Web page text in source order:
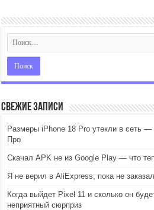
Свежие записи
Размеры iPhone 18 Pro утекли в сеть
Про
Скачал APK не из Google Play — что
Я не верил в AliExpress, пока не
Когда выйдет Pixel 11 и сколько он
неприятный сюрприз